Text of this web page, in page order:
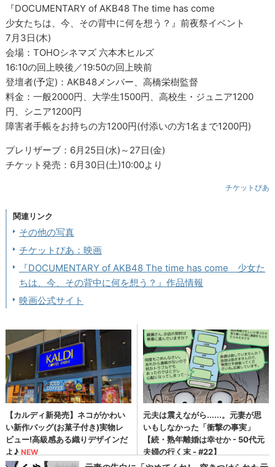
『DOCUMENTARY of AKB48 The time has come
少女たちは、今、その背中に何を想う？』前夜祭イベント
7月3日(木)
会場：TOHOシネマズ 六本木ヒルズ
16:10の回上映後／19:50の回上映前
登壇者(予定)：AKB48メンバー、高橋栄樹監督
料金：一般2000円、大学生1500円、高校生・ジュニア1200
円、シニア1200円
障害者手帳をお持ちの方1200円(付添いの方1名まで1200円)
プレリザーブ：6月25日(水)～27日(金)
チケット発売：6月30日(土)10:00より
チケットぴあ
関連リンク
その他の写真
チケットぴあ：映画
『DOCUMENTARY of AKB48 The time has come 少女た
ちは、今、その背中に何を想う？』作品情報
映画公式サイト